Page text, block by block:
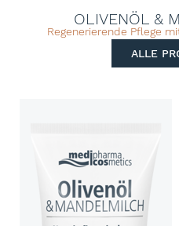
OLIVENÖL &
Regenerierende Pflege
ALLE